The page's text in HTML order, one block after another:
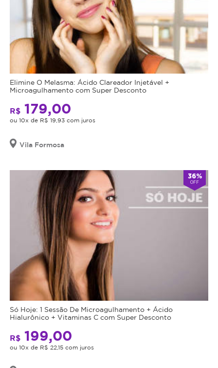
Elimine O Melasma: Ácido Clareador Injetável +
Microagulhamento com Super Desconto
R$ 179,00
ou 10x de R$ 19,93 com juros
Vila Formosa
36%
OFF
Só Hoje: 1 Sessão De Microagulhamento + Ácido
Hialurônico + Vitaminas C com Super Desconto
R$ 199,00
ou 10x de R$ 22,15 com juros